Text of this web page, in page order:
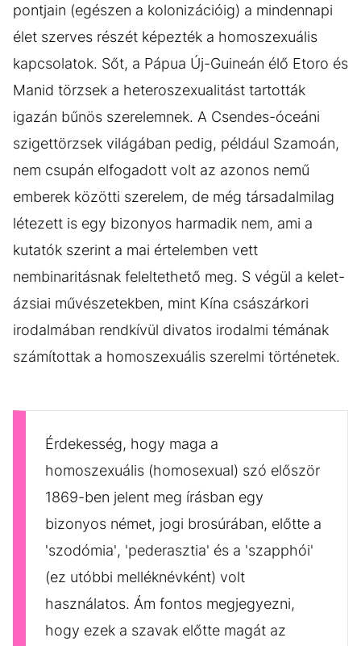
pontjain (egészen a kolonizációig) a mindennapi
élet szerves részét képezték a homoszexuális
kapcsolatok. Sőt, a Pápua Új-Guineán élő Etoro és
Manid törzsek a heteroszexualitást tartották
igazán bűnös szerelemnek. A Csendes-óceáni
szigettörzsek világában pedig, például Szamoán,
nem csupán elfogadott volt az azonos nemű
emberek közötti szerelem, de még társadalmilag
létezett is egy bizonyos harmadik nem, ami a
kutatók szerint a mai értelemben vett
nembinaritásnak feleltethető meg. S végül a kelet-
ázsiai művészetekben, mint Kína császárkori
irodalmában rendkívül divatos irodalmi témának
számítottak a homoszexuális szerelmi történetek.
Érdekesség, hogy maga a
homoszexuális (homosexual) szó először
1869-ben jelent meg írásban egy
bizonyos német, jogi brosúrában, előtte a
'szodómia', 'pederasztia' és a 'szapphói'
(ez utóbbi melléknévként) volt
használatos. Ám fontos megjegyezni,
hogy ezek a szavak előtte magát az